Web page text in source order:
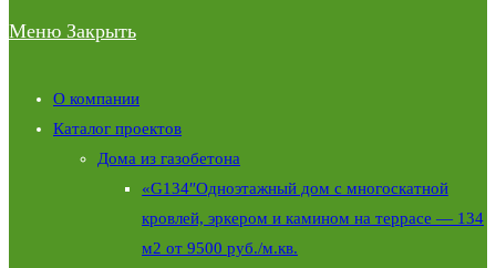
Меню Закрыть
О компании
Каталог проектов
Дома из газобетона
«G134″Одноэтажный дом с многоскатной
кровлей, эркером и камином на террасе — 134
м2 от 9500 руб./м.кв.